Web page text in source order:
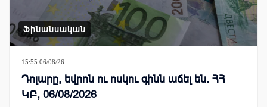
Ֆինանսական
15:55 06/08/26
Դոլարը, եվրոն ու ոսկու գինն աճել են. ՀՀ
ԿԲ, 06/08/2026